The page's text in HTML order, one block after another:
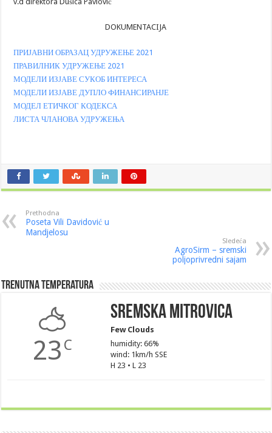
DOKUMENTACIJA
ПРИЈАВНИ ОБРАЗАЦ УДРУЖЕЊЕ 2021
ПРАВИЛНИК УДРУЖЕЊЕ 2021
МОДЕЛИ ИЗЈАВЕ СУКОБ ИНТЕРЕСА
МОДЕЛИ ИЗЈАВЕ ДУПЛО ФИНАНСИРАНЈЕ
МОДЕЛ ЕТИЧКОГ КОДЕКСА
ЛИСТА ЧЛАНОВА УДРУЖЕЊА
Prethodna
Poseta Vili Davidović u
Mandjelosu
Sledeća
AgroSirm – sremski
poljoprivredni sajam
Trenutna Temperatura
23 C
Sremska Mitrovica
Few Clouds
humidity: 66%
wind: 1km/h SSE
H 23 • L 23